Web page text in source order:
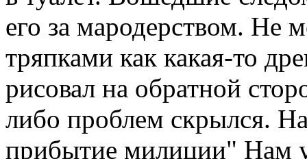
его за мародерством. Не
тряпками как какая-то
рисовал на обратной
либо проблем скрылся.
прибытие милиции" Нам